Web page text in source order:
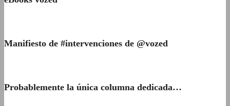
Manifiesto de #intervenciones de @vozed
Probablemente la única columna dedicada…